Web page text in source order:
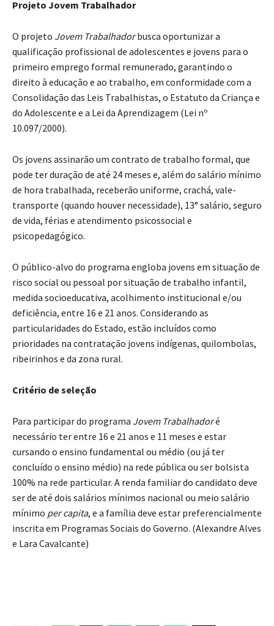
Projeto Jovem Trabalhador
O projeto Jovem Trabalhadorbusca oportunizar a
qualificação profissional de adolescentes e jovens para o
primeiro emprego formal remunerado, garantindo o
direito à educação e ao trabalho, em conformidade com a
Consolidação das Leis Trabalhistas, o Estatuto da Criança e
do Adolescente e a Lei da Aprendizagem (Lei nº
10.097/2000).
Os jovens assinarão um contrato de trabalho formal, que
pode ter duração de até 24 meses e, além do salário mínimo
de hora trabalhada, receberão uniforme, crachá, vale-
transporte (quando houver necessidade), 13° salário, seguro
de vida, férias e atendimento psicossocial e
psicopedagógico.
O público-alvo do programa engloba jovens em situação de
risco social ou pessoal por situação de trabalho infantil,
medida socioeducativa, acolhimento institucional e/ou
deficiência, entre 16 e 21 anos. Considerando as
particularidades do Estado, estão incluídos como
prioridades na contratação jovens indígenas, quilombolas,
ribeirinhos e da zona rural.
Critério de seleção
Para participar do programa Jovem Trabalhadoré
necessário ter entre 16 e 21 anos e 11 meses e estar
cursando o ensino fundamental ou médio (ou já ter
concluído o ensino médio) na rede pública ou ser bolsista
100% na rede particular. A renda familiar do candidato deve
ser de até dois salários mínimos nacional ou meio salário
mínimo per capita, e a família deve estar preferencialmente
inscrita em Programas Sociais do Governo. (Alexandre Alves
e Lara Cavalcante)